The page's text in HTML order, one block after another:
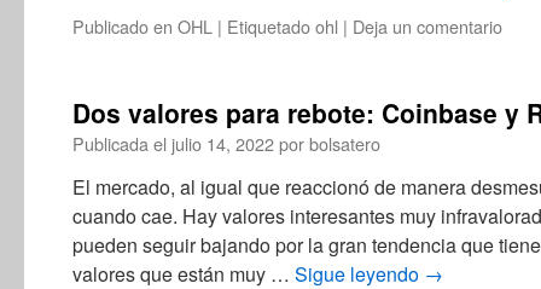
Publicado en OHL | Etiquetadoohl | Deja un comentario
Dos valores para rebote: Coinbase y
Publicada el julio 14, 2022porbolsatero
El mercado, al igual que reaccionó de manera
cuando cae. Hay valores interesantes muy
pueden seguir bajando por la gran tendencia que
valores que están muy … Sigue leyendo →